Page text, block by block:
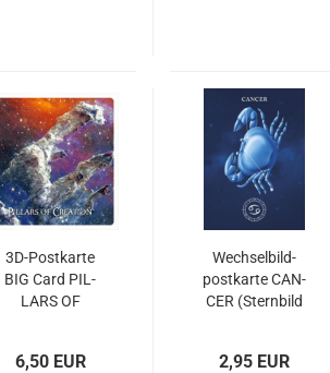
3D-​Post­kar­te
BIG Card PIL­
LARS OF
6,50 EUR
Wech­sel­bild­
post­kar­te CAN­
CER (Stern­bild
2,95 EUR